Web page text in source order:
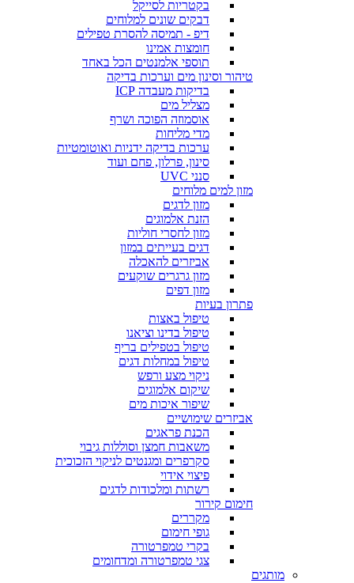
בקטריות לסייקל
דבקים שונים למלוחים
דיפ - תמיסה להסרת טפילים
חומצות אמינו
תוספי אלמנטים הכל באחד
טיהור וסינון מים וערכות בדיקה
בדיקות מעבדה ICP
מצליל מים
אוסמוזה הפוכה ושרף
מדי מליחות
ערכות בדיקה ידניות ואוטומטיות
סינון, פרלון, פחם ועוד
סנני UVC
מזון למים מלוחים
מזון לדגים
הזנת אלמוגים
מזון לחסרי חוליות
דגים בעייתים במזון
אביזרים להאכלה
מזון גרגרים שוקעים
מזון דפים
פתרון בעיות
טיפול באצות
טיפול בדינו וציאנו
טיפול בטפילים בריף
טיפול במחלות דגים
ניקוי מצע ורפש
שיקום אלמוגים
שיפור איכות מים
אביזרים שימושיים
הכנת פראגים
משאבות חמצן וסוללות גיבוי
סקרפרים ומגנטים לניקוי הזכוכית
פיצוי אידוי
רשתות ומלכודות לדגים
חימום קירור
מקררים
גופי חימום
בקרי טמפרטורה
צגי טמפרטורה ומדחומים
מותגים